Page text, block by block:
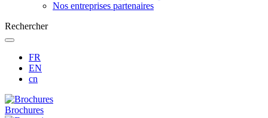
Nos entreprises partenaires
Rechercher
FR
EN
cn
Brochures